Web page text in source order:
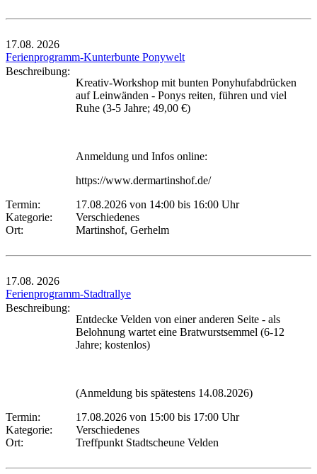
17.08. 2026
Ferienprogramm-Kunterbunte Ponywelt
Beschreibung:
Kreativ-Workshop mit bunten Ponyhufabdrücken
auf Leinwänden - Ponys reiten, führen und viel
Ruhe (3-5 Jahre; 49,00 €)
Anmeldung und Infos online:
https://www.dermartinshof.de/
Termin:
17.08.2026 von 14:00 bis 16:00 Uhr
Kategorie:
Verschiedenes
Ort:
Martinshof, Gerhelm
17.08. 2026
Ferienprogramm-Stadtrallye
Beschreibung:
Entdecke Velden von einer anderen Seite - als
Belohnung wartet eine Bratwurstsemmel (6-12
Jahre; kostenlos)
(Anmeldung bis spätestens 14.08.2026)
Termin:
17.08.2026 von 15:00 bis 17:00 Uhr
Kategorie:
Verschiedenes
Ort:
Treffpunkt Stadtscheune Velden